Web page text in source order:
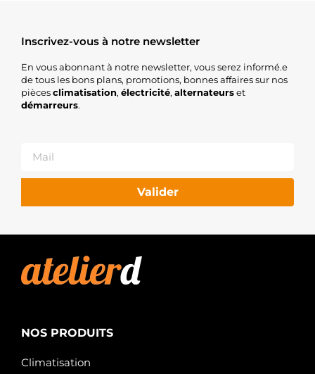
Inscrivez-vous à notre newsletter
En vous abonnant à notre newsletter, vous serez informé.e
de tous les bons plans, promotions, bonnes affaires sur nos
piècesclimatisation, électricité, alternateurset
démarreurs.
Valider
NOS PRODUITS
Climatisation